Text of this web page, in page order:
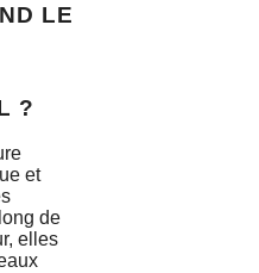
LE
?
et
de
elles